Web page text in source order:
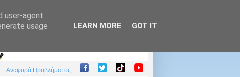
Αναφορά Προβλήματος
user-agent
usage
LEARN MORE GOT IT